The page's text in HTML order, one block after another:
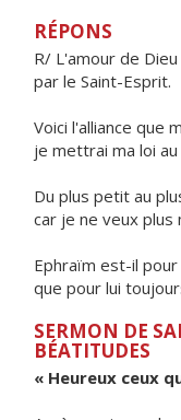
RÉPONS
R/ L'amour de
par le Saint-Esprit.
Voici l'alliance que
je mettrai ma loi
Du plus petit au
car je ne veux plus
Ephraïm est-il
que pour lui
SERMON DE
BÉATITUDES
« Heureux ceux